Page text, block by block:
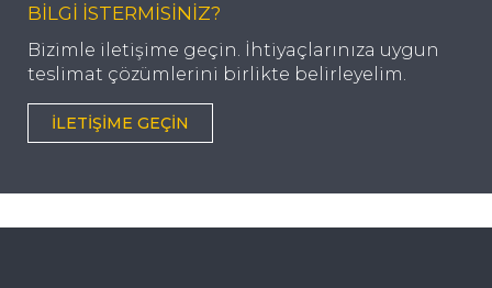
BİLGİ İSTERMİSİNİZ?
Bizimle iletişime geçin. İhtiyaçlarınıza uygun
teslimat çözümlerini birlikte belirleyelim.
İLETIŞIME GEÇIN